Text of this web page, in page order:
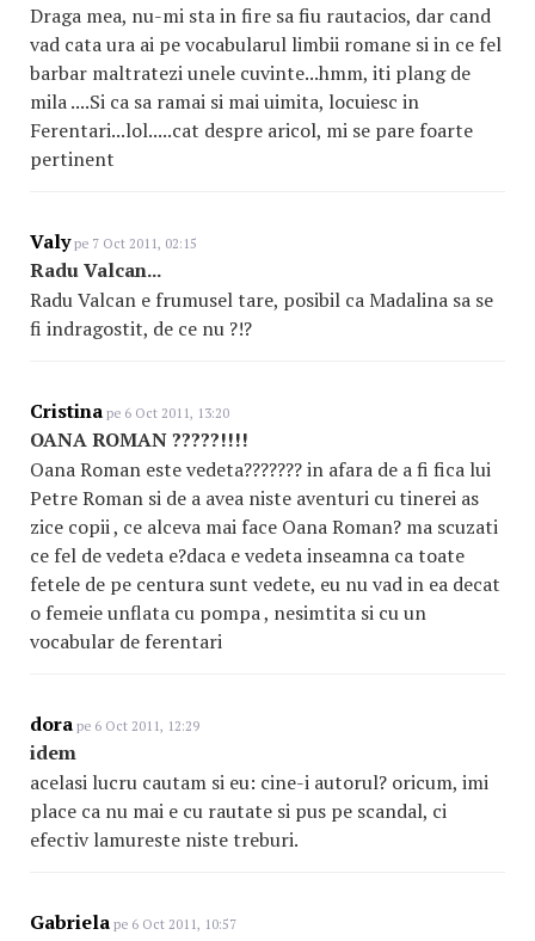
Draga mea, nu-mi sta in fire sa fiu rautacios, dar cand
vad cata ura ai pe vocabularul limbii romane si in ce fel
barbar maltratezi unele cuvinte...hmm, iti plang de
mila ....Si ca sa ramai si mai uimita, locuiesc in
Ferentari...lol.....cat despre aricol, mi se pare foarte
pertinent
Valype 7 Oct 2011, 02:15
Radu Valcan...
Radu Valcan e frumusel tare, posibil ca Madalina sa se
fi indragostit, de ce nu ?!?
Cristina pe 6 Oct 2011, 13:20
OANA ROMAN ?????!!!!
Oana Roman este vedeta??????? in afara de a fi fica lui
Petre Roman si de a avea niste aventuri cu tinerei as
zice copii , ce alceva mai face Oana Roman? ma scuzati
ce fel de vedeta e?daca e vedeta inseamna ca toate
fetele de pe centura sunt vedete, eu nu vad in ea decat
o femeie unflata cu pompa , nesimtita si cu un
vocabular de ferentari
dora pe 6 Oct 2011, 12:29
idem
acelasi lucru cautam si eu: cine-i autorul? oricum, imi
place ca nu mai e cu rautate si pus pe scandal, ci
efectiv lamureste niste treburi.
Gabriela pe 6 Oct 2011, 10:57